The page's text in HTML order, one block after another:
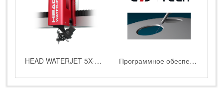
HEAD WATERJET 5X-AC пятиосевая система резки Программное обеспечение HEAD CAD/CAM